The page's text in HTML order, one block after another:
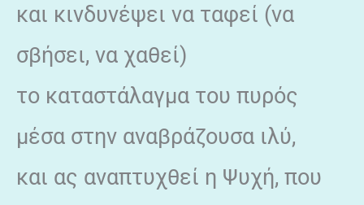
και κινδυνέψει να ταφεί (να
σβήσει, να χαθεί)
το καταστάλαγμα του πυρός
μέσα στην αναβράζουσα ιλύ,
και ας αναπτυχθεί η Ψυχή, που